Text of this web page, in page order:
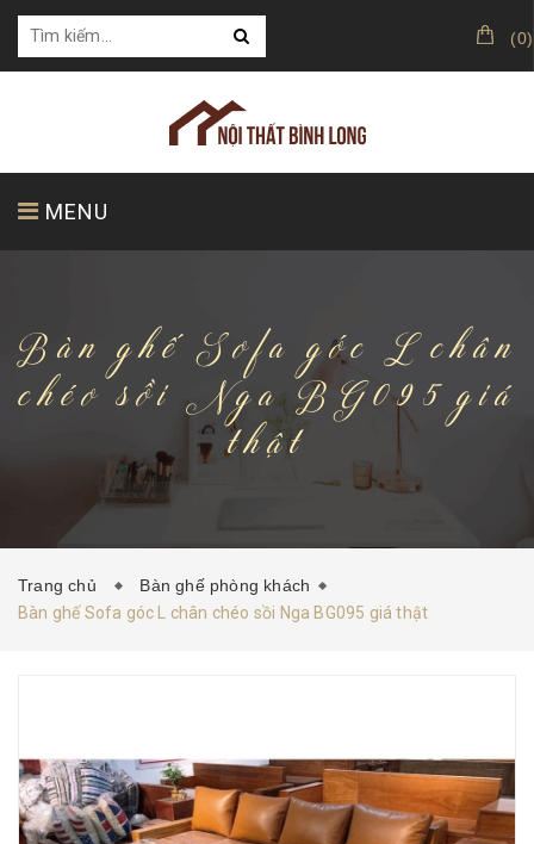
(0)
MENU
KHÁCH HÀNG CỦA CHÚNG TÔI
HƯỚNG DẪN MUA HÀNG
Bàn ghế Sofa góc L chân
chéo sồi Nga BG095 giá
thật
Trang chủ
Bàn ghế phòng khách
Bàn ghế Sofa góc L chân chéo sồi Nga BG095 giá thật